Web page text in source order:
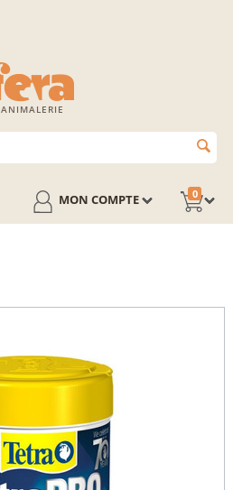
ANIMALERIE
0
MON COMPTE